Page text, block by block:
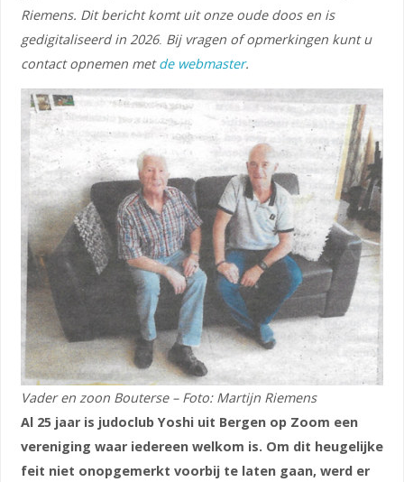
Riemens. Dit bericht komt uit onze oude doos en is
gedigitaliseerd in 2026. Bij vragen of opmerkingen kunt u
contact opnemen metde webmaster.
Vader en zoon Bouterse – Foto: Martijn Riemens
Al 25 jaar is judoclub Yoshi uit Bergen op Zoom een
vereniging waar iedereen welkom is. Om dit heugelijke
feit niet onopgemerkt voorbij te laten gaan, werd er